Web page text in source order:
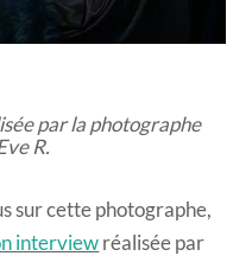
par la photographe
R.
sur cette photographe,
interview réalisée par